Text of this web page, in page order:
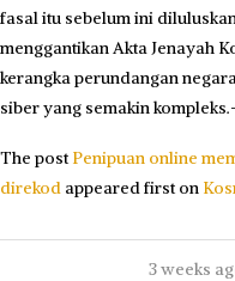
fasal itu sebelum ini
menggantikan Akta Jenayah
kerangka perundangan
siber yang semakin
The post Penipuan online
direkod appeared first on
3 weeks